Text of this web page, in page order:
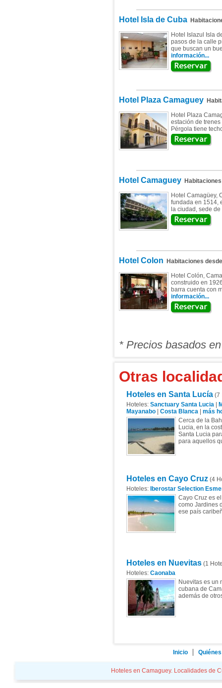
Hotel Isla de Cuba
Hotel Islazul Isla
pasos de la calle
que buscan un
información...
Hotel Plaza Camaguey
Hotel Plaza
estación de
Pérgola tiene
Hotel Camaguey
Hotel Camagüey,
fundada en 1514,
la ciudad, sede
Hotel Colon Habitaciones
Hotel Colón,
construido en
barra cuenta con
información...
* Precios basados
Otras
Hoteles en Santa Lucía(7
Hoteles: Sanctuary Santa Lucia|
Mayanabo| Costa Blanca| más
Cerca de la
Lucia, en la
Santa Lucia
para aquellos
Hoteles en Cayo Cruz(4
Hoteles: Iberostar Selection
Cayo Cruz​ es
como Jardines
ese país
Hoteles en Nuevitas(1
Hoteles: Caonaba
Nuevitas es un
cubana de
además de
Inicio
Hoteles en Camaguey. Localidades de